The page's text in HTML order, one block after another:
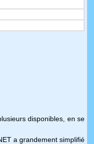
disponibles, en se
a grandement simplifié